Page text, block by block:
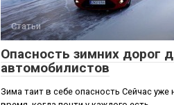
Статьи
Опасность зимних дорог
автомобилистов
Зима таит в себе опасность Сейчас уже